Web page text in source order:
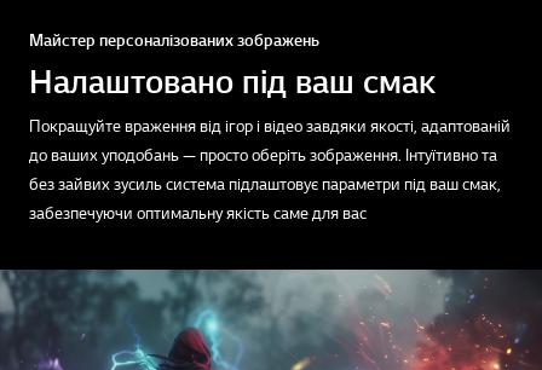
Майстер персоналізованих зображень
Налаштовано під ваш смак
Покращуйте враження від ігор і відео завдяки якості, адаптованій
до ваших уподобань — просто оберіть зображення. Інтуїтивно та
без зайвих зусиль система підлаштовує параметри під ваш смак,
забезпечуючи оптимальну якість саме для вас